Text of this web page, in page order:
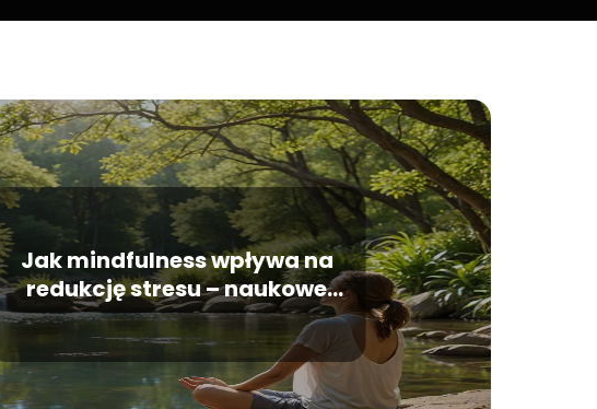
Jak mindfulness wpływa na
redukcję stresu – naukowe
podstawy